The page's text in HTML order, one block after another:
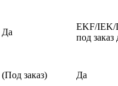
Да
EKF/IEK/
под заказ
(Под заказ) Да